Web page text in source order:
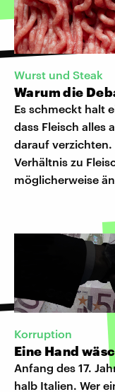
Wurst und Steak
Warum die
Es schmeckt halt
dass Fleisch alles
darauf verzichten.
Verhältnis zu
möglicherweise
Korruption
Eine Hand
Anfang des 17.
halb Italien. Wer